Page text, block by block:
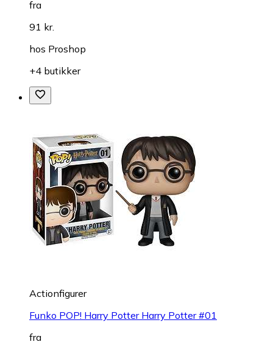
fra
91 kr.
hos Proshop
+4 butikker
Actionfigurer
Funko POP! Harry Potter Harry Potter #01
fra